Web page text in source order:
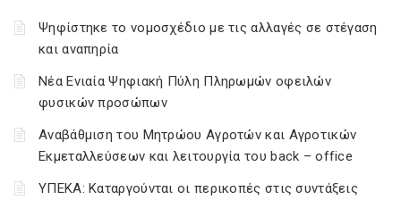
Ψηφίστηκε το νομοσχέδιο με τις αλλαγές σε στέγαση
και αναπηρία
Νέα Ενιαία Ψηφιακή Πύλη Πληρωμών οφειλών
φυσικών προσώπων
Αναβάθμιση του Μητρώου Αγροτών και Αγροτικών
Εκμεταλλεύσεων και λειτουργία του back – office
ΥΠΕΚΑ: Καταργούνται οι περικοπές στις συντάξεις